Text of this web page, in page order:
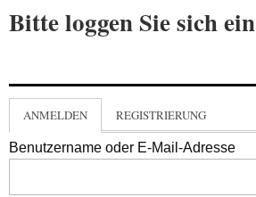
Bitte loggen Sie sich ein
ANMELDEN REGISTRIERUNG
Benutzername oder E-Mail-Adresse